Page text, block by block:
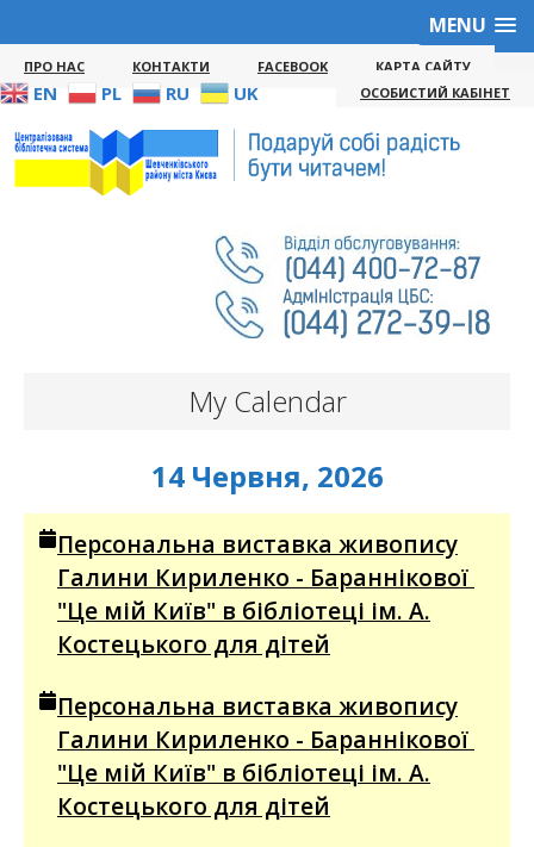
MENU
ПРО НАС КОНТАКТИ FACEBOOK КАРТА САЙТУ
EN PL RU UK ОСОБИСТИЙ КАБІНЕТ
My Calendar
14 Червня, 2026
Персональна виставка живопису
Галини Кириленко - Бараннікової
"Це мій Київ" в бібліотеці ім. А.
Костецького для дітей
Персональна виставка живопису
Галини Кириленко - Бараннікової
"Це мій Київ" в бібліотеці ім. А.
Костецького для дітей